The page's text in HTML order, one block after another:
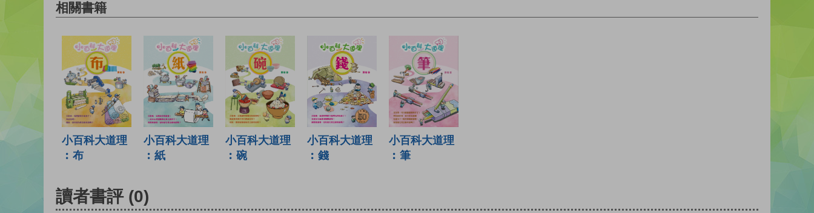
相關書籍
小百科大道理
︰布
小百科大道理
︰紙
小百科大道理
︰碗
小百科大道理
︰錢
小百科大道理
︰筆
讀者書評 (0)